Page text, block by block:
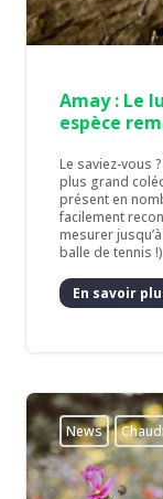
Amay : Le
espèce
Le saviez-vous
plus grand
présent en
facilement
mesurer
balle de tennis
En savoir
News